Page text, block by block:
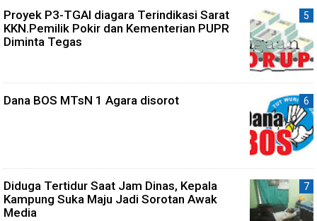
Proyek P3-TGAI diagara Terindikasi Sarat
KKN.Pemilik Pokir dan Kementerian PUPR
Diminta Tegas
Dana BOS MTsN 1 Agara disorot
Diduga Tertidur Saat Jam Dinas, Kepala
Kampung Suka Maju Jadi Sorotan Awak
Media